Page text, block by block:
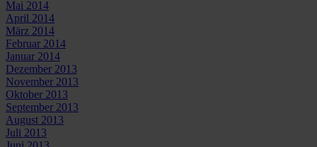
Mai 2014
April 2014
März 2014
Februar 2014
Januar 2014
Dezember 2013
November 2013
Oktober 2013
September 2013
August 2013
Juli 2013